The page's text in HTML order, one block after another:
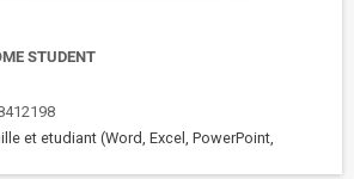
STUDENT
et etudiant (Word, Excel, PowerPoint,